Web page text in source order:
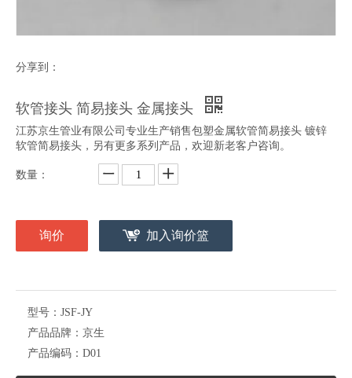
分享到：
软管接头 简易接头 金属接头
江苏京生管业有限公司专业生产销售包塑金属软管简易接头 镀锌
软管简易接头，另有更多系列产品，欢迎新老客户咨询。
数量：
询价 加入询价篮
型号： JSF-JY
产品品牌： 京生
产品编码： D01